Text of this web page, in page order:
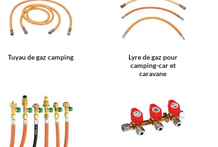
Tuyau de gaz camping
Lyre de gaz pour
camping-car et
caravane